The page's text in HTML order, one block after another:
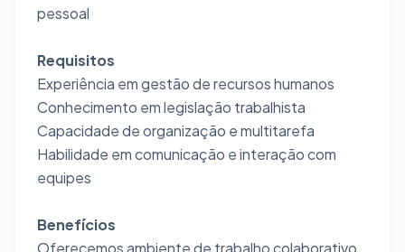
pessoal
Requisitos
Experiência em gestão de recursos humanos
Conhecimento em legislação trabalhista
Capacidade de organização e multitarefa
Habilidade em comunicação e interação com
equipes
Benefícios
Oferecemos ambiente de trabalho colaborativo